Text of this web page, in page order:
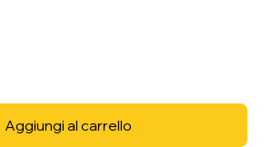
Aggiungi al carrello